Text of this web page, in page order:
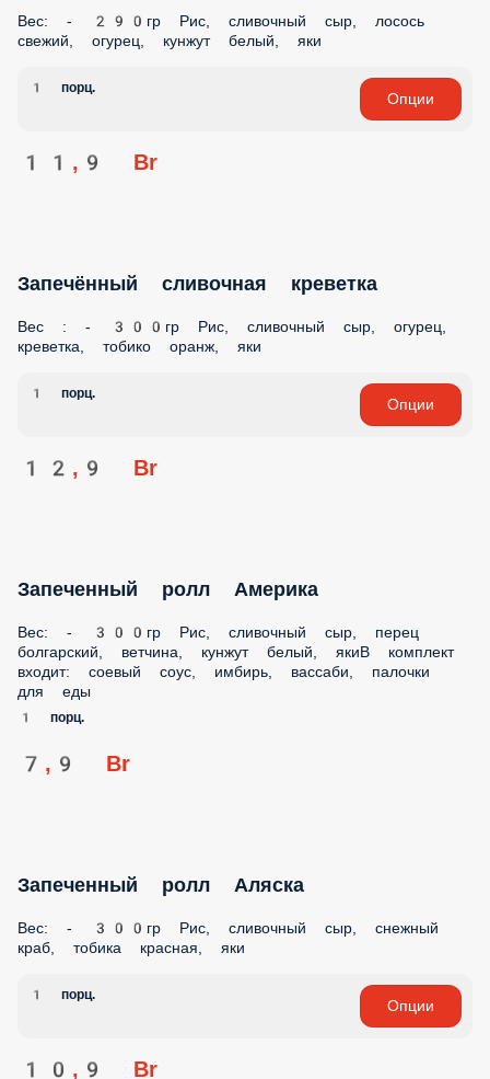
Вес: - 290гр Рис, сливочный сыр, лосось
свежий, огурец, кунжут белый, яки
1 порц.
Опции
11,9 Br
Запечённый сливочная креветка
Вес : - 300гр Рис, сливочный сыр, огурец,
креветка, тобико оранж, яки
1 порц.
Опции
12,9 Br
Запеченный ролл Америка
Вес: - 300гр Рис, сливочный сыр, перец
болгарский, ветчина, кунжут белый, якиВ комплект
входит: соевый соус, имбирь, вассаби, палочки
для еды
1 порц.
7,9 Br
Запеченный ролл Аляска
Вес: - 300гр Рис, сливочный сыр, снежный
краб, тобика красная, яки
1 порц.
Опции
10,9 Br